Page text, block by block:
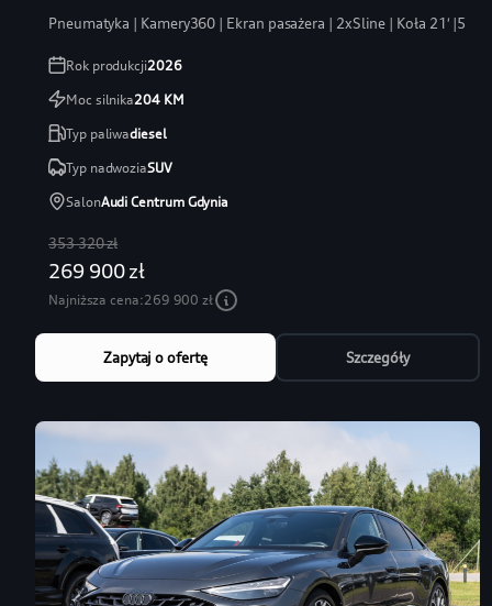
Pneumatyka | Kamery360 | Ekran pasażera | 2xSline | Koła 21′ |5 lat
Rok produkcji2026
Moc silnika204KM
Typ paliwadiesel
Typ nadwoziaSUV
SalonAudi Centrum Gdynia
353 320 zł
269 900 zł
Najniższa cena:269 900 zł
Zapytaj o ofertę Szczegóły